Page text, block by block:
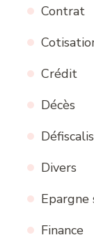
Contrat
Crédit
Décès
Divers
Epargne
Finance